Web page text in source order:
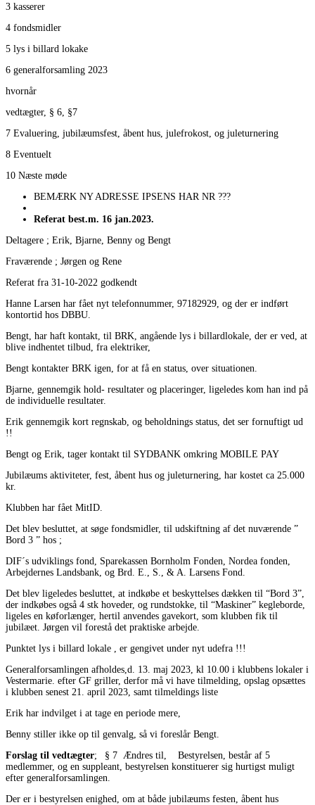
3 kasserer
4 fondsmidler
5 lys i billard lokake
6 generalforsamling 2023
hvornår
vedtægter, § 6, §7
7 Evaluering, jubilæumsfest, åbent hus, julefrokost, og juleturnering
8 Eventuelt
10 Næste møde
BEMÆRK NY ADRESSE IPSENS HAR NR ???
Referat best.m. 16 jan.2023.
Deltagere ; Erik, Bjarne, Benny og Bengt
Fraværende ; Jørgen og Rene
Referat fra 31-10-2022 godkendt
Hanne Larsen har fået nyt telefonnummer, 97182929, og der er indført
kontortid hos DBBU.
Bengt, har haft kontakt, til BRK, angående lys i billardlokale, der er ved, at
blive indhentet tilbud, fra elektriker,
Bengt kontakter BRK igen, for at få en status, over situationen.
Bjarne, gennemgik hold- resultater og placeringer, ligeledes kom han ind på
de individuelle resultater.
Erik gennemgik kort regnskab, og beholdnings status, det ser fornuftigt ud
!!
Bengt og Erik, tager kontakt til SYDBANK omkring MOBILE PAY
Jubilæums aktiviteter, fest, åbent hus og juleturnering, har kostet ca 25.000
kr.
Klubben har fået MitID.
Det blev besluttet, at søge fondsmidler, til udskiftning af det nuværende ”
Bord 3 ” hos ;
DIF´s udviklings fond, Sparekassen Bornholm Fonden, Nordea fonden,
Arbejdernes Landsbank, og Brd. E., S., & A. Larsens Fond.
Det blev ligeledes besluttet, at indkøbe et beskyttelses dækken til “Bord 3”,
der indkøbes også 4 stk hoveder, og rundstokke, til “Maskiner” kegleborde,
ligeles en køforlænger, hertil anvendes gavekort, som klubben fik til
jubilæet. Jørgen vil forestå det praktiske arbejde.
Punktet lys i billard lokale , er gengivet under nyt udefra !!!
Generalforsamlingen afholdes,d. 13. maj 2023, kl 10.00 i klubbens lokaler i
Vestermarie. efter GF griller, derfor må vi have tilmelding, opslag opsættes
i klubben senest 21. april 2023, samt tilmeldings liste
Erik har indvilget i at tage en periode mere,
Benny stiller ikke op til genvalg, så vi foreslår Bengt.
Forslag til vedtægter; § 7 Ændres til, Bestyrelsen, består af 5
medlemmer, og en suppleant, bestyrelsen konstituerer sig hurtigst muligt
efter generalforsamlingen.
Der er i bestyrelsen enighed, om at både jubilæums festen, åbent hus